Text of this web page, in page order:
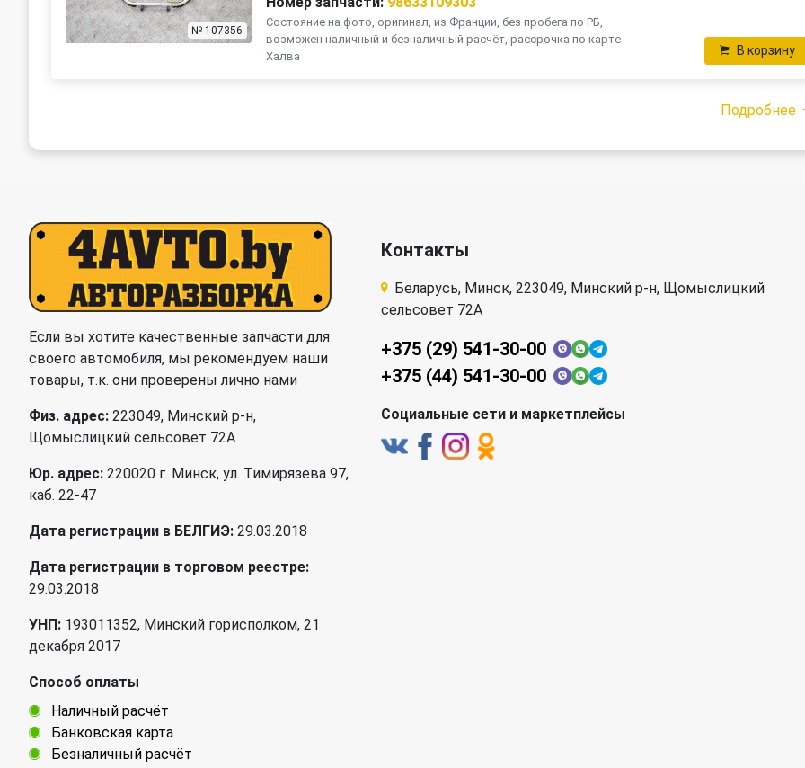
№ 107356
Состояние на фото, оригинал, из Франции, без пробега по РБ,
возможен наличный и безналичный расчёт, рассрочка по карте
Халва
В корзину
Подробнее
Если вы хотите качественные запчасти для
своего автомобиля, мы рекомендуем наши
товары, т.к. они проверены лично нами
Физ. адрес: 223049, Минский р-н,
Щомыслицкий сельсовет 72А
Юр. адрес: 220020 г. Минск, ул. Тимирязева 97,
каб. 22-47
Дата регистрации в БЕЛГИЭ: 29.03.2018
Дата регистрации в торговом реестре:
29.03.2018
УНП: 193011352, Минский горисполком, 21
декабря 2017
Способ оплаты
Наличный расчёт
Банковская карта
Безналичный расчёт
Контакты
Беларусь, Минск, 223049, Минский р-н, Щомыслицкий
сельсовет 72А
+375 (29) 541-30-00
+375 (44) 541-30-00
Социальные сети и маркетплейсы